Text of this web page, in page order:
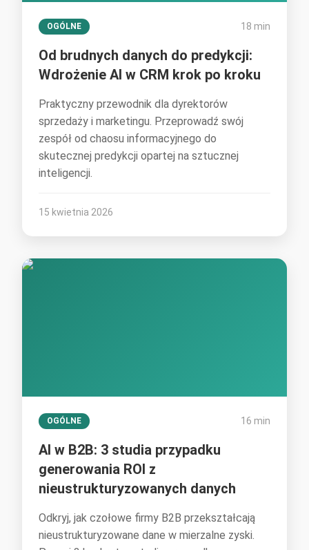
OGÓLNE 18 min
Od brudnych danych do predykcji:
Wdrożenie AI w CRM krok po kroku
Praktyczny przewodnik dla dyrektorów
sprzedaży i marketingu. Przeprowadź swój
zespół od chaosu informacyjnego do
skutecznej predykcji opartej na sztucznej
inteligencji.
15 kwietnia 2026
OGÓLNE 16 min
AI w B2B: 3 studia przypadku
generowania ROI z
nieustrukturyzowanych danych
Odkryj, jak czołowe firmy B2B przekształcają
nieustrukturyzowane dane w mierzalne zyski.